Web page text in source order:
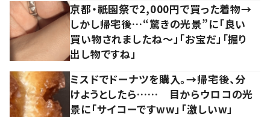
京都・祇園祭で2,000円で買った着物→
しかし帰宅後…“驚きの光景”に「良い
買い物されましたね～」「お宝だ」「掘り
出し物ですね」
ミスドでドーナツを購入。→帰宅後、分
けようとしたら…… 目からウロコの光
景に「サイコーですww」「激しいw」